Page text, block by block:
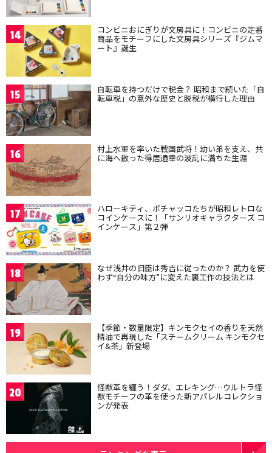
14 コンビニおにぎりが文房具に！コンビニの定番
商品をモチーフにした文房具シリーズ『ジムマ
ート』誕生
15 自転車を持つだけで税金？ 昭和まで続いた「自
転車税」の意外な歴史と脱税が横行した理由
16 村上水軍を率いた戦国武将！幼い弟を支え、共
に海へ散った得居通幸の波乱に満ちた生涯
17 ハローキティ、ポチャッコたちが昭和レトロな
コインケースに！「サンリオキャラクターズ コ
インケース」第２弾
18 なぜ浅井の旧臣は秀吉に従ったのか？ 武力を使
わず“自分の味方”に変えた裏工作の技法とは
19 【季節・数量限定】キンモクセイの香りを天然
精油で再現した「スチームクリーム キンモクセ
イ&茶」新登場
20 怪獣革を纏う！ダダ、エレキング…ウルトラ怪
獣モチーフの革を使った新アパレルコレクショ
ンが発表